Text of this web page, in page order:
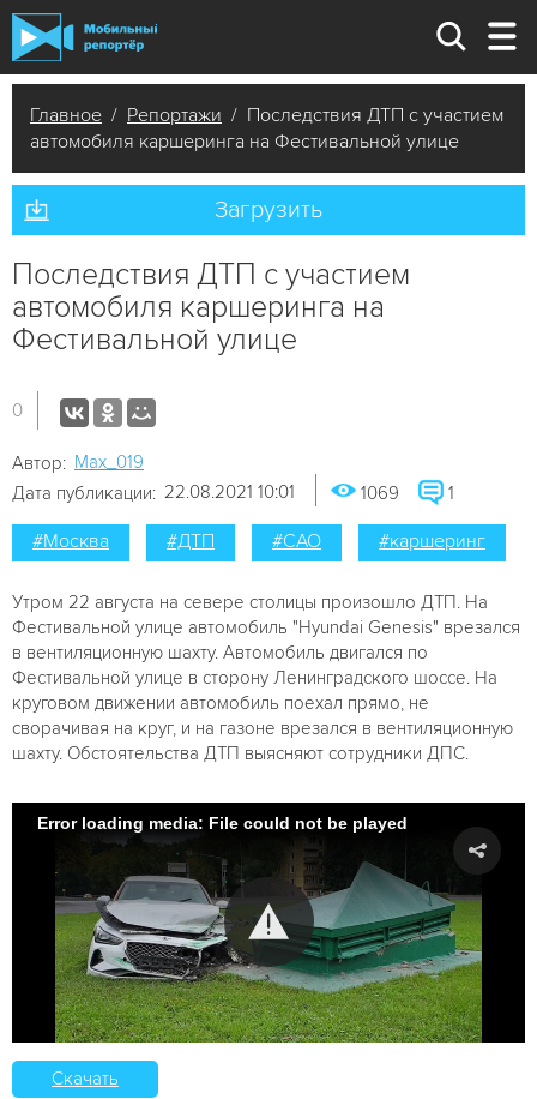
Главное / Репортажи / Последствия ДТП с участием
автомобиля каршеринга на Фестивальной улице
Загрузить
Последствия ДТП с участием
автомобиля каршеринга на
Фестивальной улице
0
Автор: Мах_019
Дата публикации: 22.08.2021 10:01 1069 1
#Москва #ДТП #САО #каршеринг
Утром 22 августа на севере столицы произошло ДТП. На
Фестивальной улице автомобиль "Hyundai Genesis" врезался
в вентиляционную шахту. Автомобиль двигался по
Фестивальной улице в сторону Ленинградского шоссе. На
круговом движении автомобиль поехал прямо, не
сворачивая на круг, и на газоне врезался в вентиляционную
шахту. Обстоятельства ДТП выясняют сотрудники ДПС.
Error loading media: File could not be played
Скачать